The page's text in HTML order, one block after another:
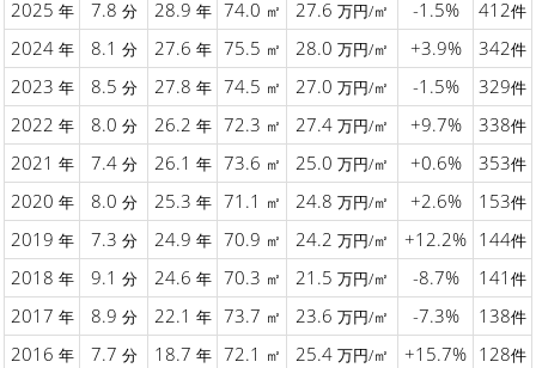
2025 年 7.8 分 28.9 年 74.0 ㎡ 27.6 万円/㎡ -1.5% 412件
2024 年 8.1 分 27.6 年 75.5 ㎡ 28.0 万円/㎡ +3.9% 342件
2023 年 8.5 分 27.8 年 74.5 ㎡ 27.0 万円/㎡ -1.5% 329件
2022 年 8.0 分 26.2 年 72.3 ㎡ 27.4 万円/㎡ +9.7% 338件
2021 年 7.4 分 26.1 年 73.6 ㎡ 25.0 万円/㎡ +0.6% 353件
2020 年 8.0 分 25.3 年 71.1 ㎡ 24.8 万円/㎡ +2.6% 153件
2019 年 7.3 分 24.9 年 70.9 ㎡ 24.2 万円/㎡ +12.2% 144件
2018 年 9.1 分 24.6 年 70.3 ㎡ 21.5 万円/㎡ -8.7% 141 件
2017 年 8.9 分 22.1 年 73.7 ㎡ 23.6 万円/㎡ -7.3% 138件
2016 年 7.7 分 18.7 年 72.1 ㎡ 25.4 万円/㎡ +15.7% 128件